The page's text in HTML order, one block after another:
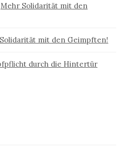
Mehr Solidarität mit den
mit den Geimpften!
durch die Hintertür